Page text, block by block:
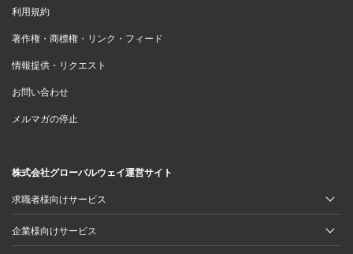
利用規約
著作権・商標権・リンク・フィード
情報提供・リクエスト
お問い合わせ
メルマガの停止
株式会社グローバルウェイ運営サイト
求職者様向けサービス
企業様向けサービス